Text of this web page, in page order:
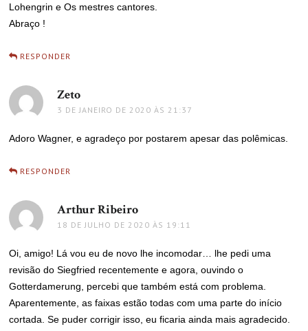
Lohengrin e Os mestres cantores.
Abraço !
RESPONDER
Zeto
3 DE JANEIRO DE 2020 ÀS 21:37
Adoro Wagner, e agradeço por postarem apesar das polêmicas.
RESPONDER
Arthur Ribeiro
18 DE JULHO DE 2020 ÀS 19:11
Oi, amigo! Lá vou eu de novo lhe incomodar… lhe pedi uma
revisão do Siegfried recentemente e agora, ouvindo o
Gotterdamerung, percebi que também está com problema.
Aparentemente, as faixas estão todas com uma parte do início
cortada. Se puder corrigir isso, eu ficaria ainda mais agradecido.